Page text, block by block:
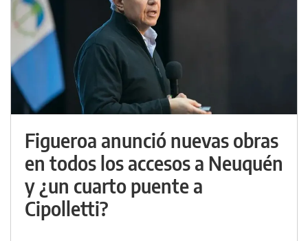
Figueroa anunció nuevas obras
en todos los accesos a Neuquén
y ¿un cuarto puente a
Cipolletti?